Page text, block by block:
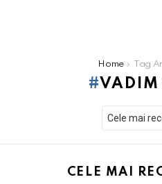
Home Tag
VADIM
CELE MAI